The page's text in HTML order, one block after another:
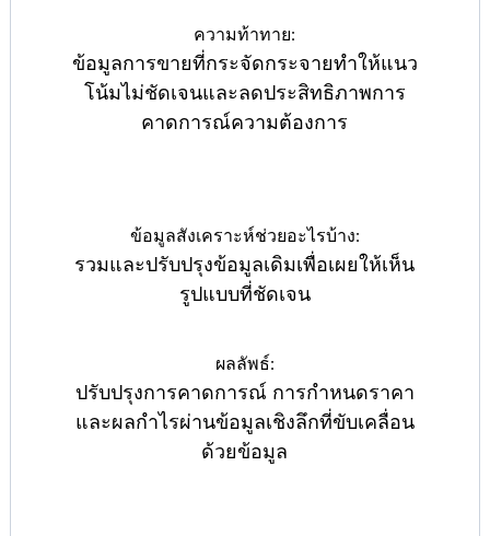
ความท้าทาย:
ข้อมูลการขายที่กระจัดกระจายทำให้แนว
โน้มไม่ชัดเจนและลดประสิทธิภาพการ
คาดการณ์ความต้องการ
ข้อมูลสังเคราะห์ช่วยอะไรบ้าง:
รวมและปรับปรุงข้อมูลเดิมเพื่อเผยให้เห็น
รูปแบบที่ชัดเจน
ผลลัพธ์:
ปรับปรุงการคาดการณ์ การกำหนดราคา
และผลกำไรผ่านข้อมูลเชิงลึกที่ขับเคลื่อน
ด้วยข้อมูล